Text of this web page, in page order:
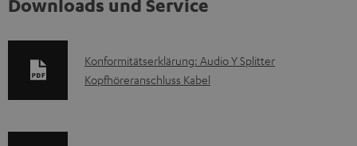
Downloads und Service
D
o
Konformitätserklärung: Audio Y Splitter
Kopfhöreranschluss Kabel